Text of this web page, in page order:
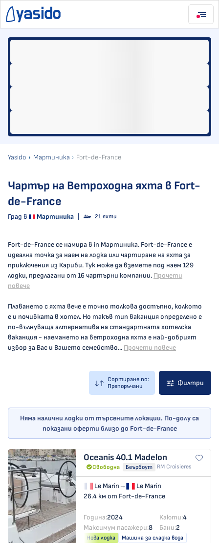
Yasido Мартиника Fort-de-France
Чартър на Ветроходна яхта в Fort-
de-France
Град в Мартиника 21 яхти
Fort-de-France се намира в in Мартиника. Fort-de-France е
идеална точка за наем на лодка или чартиране на яхта за
приключения из Кариби. Тук може да вземете под наем 129
лодки, предлагани от 16 чартърни компании. Прочети
повече
Плаването с яхта вече е точно толкова достъпно, колкото
е и почивката в хотел. Но такъв тип ваканция определено е
по-вълнуваща алтернатива на стандартната хотелска
ваканция - наемането на ветроходна яхта е най-добрият
избор за Вас и Вашето семейство... Прочети повече
Сортиране по:
Препоръчани
Филтри
Няма налични лодки от търсените локации. По-долу са
показани оферти близо до Fort-de-France
Oceanis 40.1 Madelon
Свободна Беърбоут RM Croisieres
Le Marin→
Le Marin
26.4 км от Fort-de-France
Година:2024 Каюти:4
Максимум пасажери:8 Бани:2
Нова лодка
Машина за сладка вода